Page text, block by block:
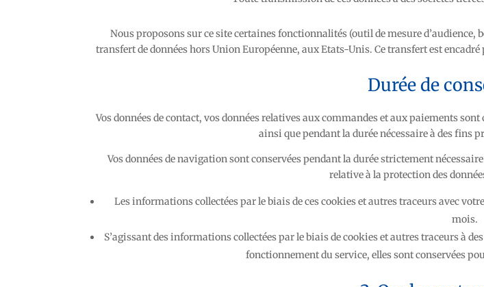
Nous proposons sur ce site certaines fonctionnalités (outil de mesure
transfert de données hors Union Européenne, aux Etats-Unis. Ce transfert est
Durée de
Vos données de contact, vos données relatives aux commandes et aux paiements
ainsi que pendant la durée nécessaire à des fins
Vos données de navigation sont conservées pendant la durée strictement
relative à la protection des
Les informations collectées par le biais de ces cookies et autres traceurs avec
mois.
S’agissant des informations collectées par le biais de cookies et autres traceurs à
fonctionnement du service, elles sont conservées